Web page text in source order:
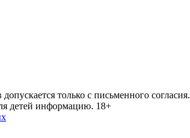
только с письменного согласия.
детей информацию. 18+